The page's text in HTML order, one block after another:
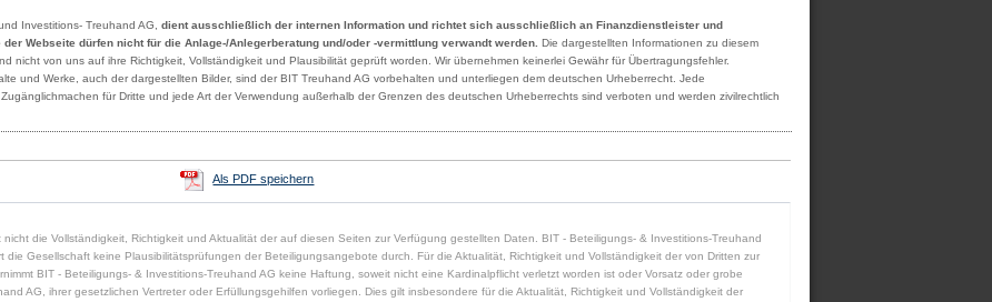
Investitions- Treuhand AG, dient ausschließlich der internen Information und richtet sich ausschließlich an Finanzdienstleister und
Webseite dürfen nicht für die Anlage-/Anlegerberatung und/oder -vermittlung verwandt werden. Die dargestellten Informationen zu diesem
nicht von uns auf ihre Richtigkeit, Vollständigkeit und Plausibilität geprüft worden. Wir übernehmen keinerlei Gewähr für Übertragungsfehler.
und Werke, auch der dargestellten Bilder, sind der BIT Treuhand AG vorbehalten und unterliegen dem deutschen Urheberrecht. Jede
für Dritte und jede Art der Verwendung außerhalb der Grenzen des deutschen Urheberrechts sind verboten und werden zivilrechtlich
Als PDF speichern
die Vollständigkeit, Richtigkeit und Aktualität der auf diesen Seiten zur Verfügung gestellten Daten. BIT - Beteiligungs- & Investitions-Treuhand
Gesellschaft keine Plausibilitätsprüfungen der Beteiligungsangebote durch. Für die Aktualität, Richtigkeit und Vollständigkeit der von Dritten zur
BIT - Beteiligungs- & Investitions-Treuhand AG keine Haftung, soweit nicht eine Kardinalpflicht verletzt worden ist oder Vorsatz oder grobe
AG, ihrer gesetzlichen Vertreter oder Erfüllungsgehilfen vorliegen. Dies gilt insbesondere für die Aktualität, Richtigkeit und Vollständigkeit der